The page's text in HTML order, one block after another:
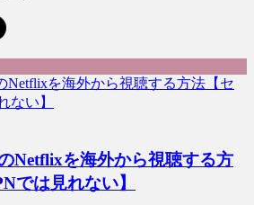
Netflixを海外から視聴する方
では見れない】